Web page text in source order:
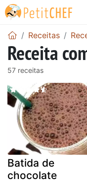
Receitas
Receita
57 receitas
Batida de
chocolate